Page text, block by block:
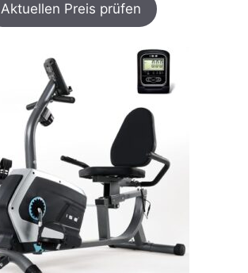
Aktuellen Preis prüfen